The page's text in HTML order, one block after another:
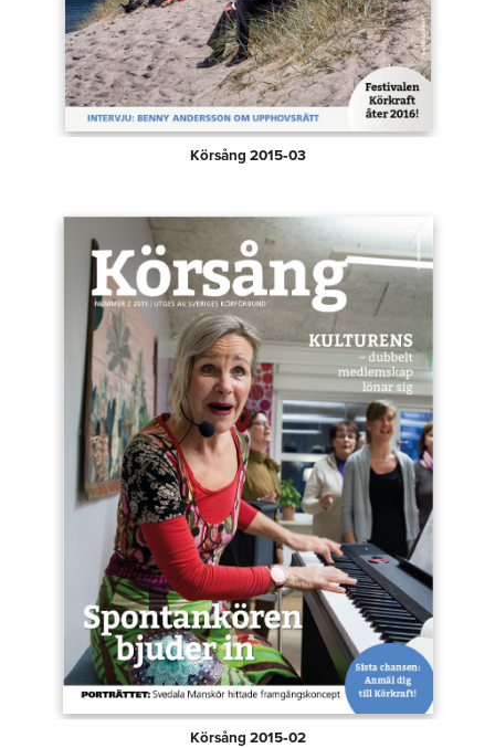
Körsång 2015‑03
Körsång 2015‑02